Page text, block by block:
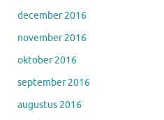
december 2016
november 2016
oktober 2016
september 2016
augustus 2016